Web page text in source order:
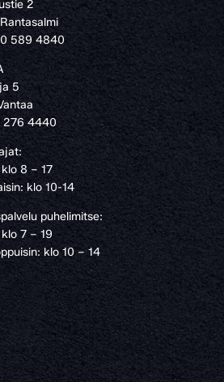
2
589 4840
5
4440
8 – 17
klo 10-14
puhelimitse:
7 – 19
klo 10 – 14